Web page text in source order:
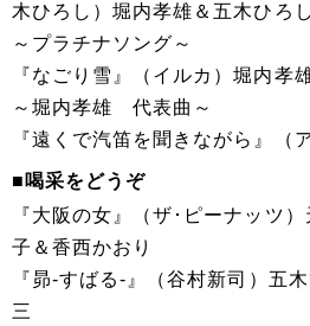
木ひろし）堀内孝雄＆五木ひろし
～プラチナソング～
『なごり雪』（イルカ）堀内孝
～堀内孝雄 代表曲～
『遠くで汽笛を聞きながら』（
■喝采をどうぞ
『大阪の女』（ザ･ピーナッツ
子＆香西かおり
『昴-すばる-』（谷村新司）五
三